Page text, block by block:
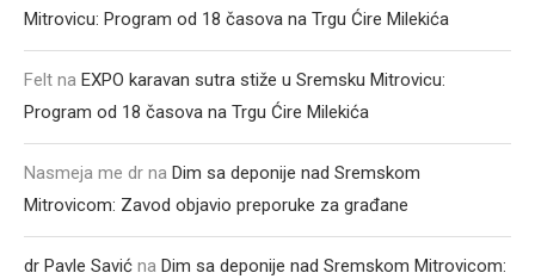
Mitrovicu: Program od 18 časova na Trgu Ćire Milekića
Felt na EXPO karavan sutra stiže u Sremsku Mitrovicu:
Program od 18 časova na Trgu Ćire Milekića
Nasmeja me dr na Dim sa deponije nad Sremskom
Mitrovicom: Zavod objavio preporuke za građane
dr Pavle Savić na Dim sa deponije nad Sremskom Mitrovicom: